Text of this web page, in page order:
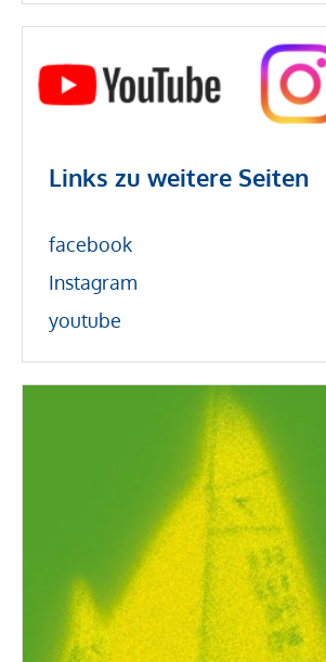
Links zu weitere Seiten
facebook
Instagram
youtube